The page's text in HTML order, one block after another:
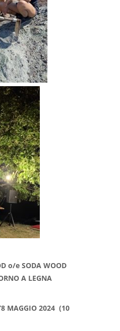
o/e SODA WOOD
A LEGNA
MAGGIO 2024 (10